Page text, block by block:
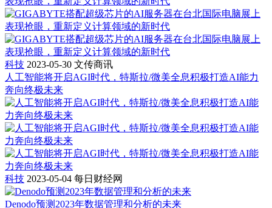
科技 2023-05-30 文传商讯
人工智能将开启AGI时代，特斯拉/微美全息积极打造AI能力
奔向终极未来
科技 2023-05-04 每日财经网
Denodo预测2023年数据管理和分析的未来